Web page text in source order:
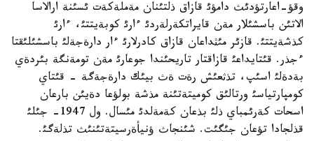
وقؤ-اعارتؤدئث دامؤئ قازاق ذلتئنان مةملةكةت ئسئنة ارالاسا
الاتئن باسشئلار مةن قايراتكةرلةردئ ءارئ كوبةيتتئ، ءارئ
كذشةيتتئ. قازئر مئثداعان قازاق كادرلارئ ءار دارةجةلئ باسشئلئقتا
ءجذر. قئتايداعئ قازاقتار تاريحئندا جوعارئ مةن تومةنگة بئردةي
بةدةلئ اسئپ، تذثعئش رةت ةث بيئك دارةجةگة - قئتاي
كومپارتياسئ ورتالئق كوميتةتئنة مذشة بولؤعا دةيئن بارعان
اسحات كةرئمباي ذلئ بذعان كةمةلدئ مئسال. ول 1947- جئلئ
قذلجادا تؤعان جئگئت. شئنجاث ؤنيأةرسيتةتئنئث تذلةگئ.